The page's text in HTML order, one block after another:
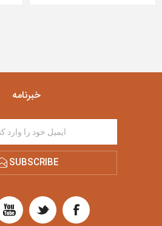
خبرنامه
SUBSCRIBE